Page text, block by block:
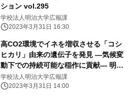
ション vol.295
学校法人明治大学広報課
2023年3月31日 16:30
高CO2環境でイネを増収させる「コシ
ヒカリ」由来の遺伝子を発見 ―気候変
動下での持続可能な稲作に貢献― 明治
大学大学院 農学研究科の山本 英司特
任講師はゲノム解析で貢献
学校法人明治大学広報課
2023年3月31日 14:00